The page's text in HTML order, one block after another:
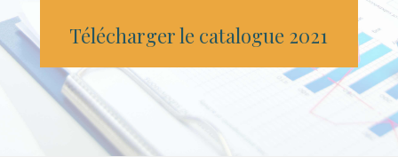
Télécharger le catalogue 2021